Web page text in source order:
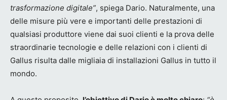
trasformazione digitale”, spiega Dario. Naturalmente, una
delle misure più vere e importanti delle prestazioni di
qualsiasi produttore viene dai suoi clienti e la prova delle
straordinarie tecnologie e delle relazioni con i clienti di
Gallus risulta dalle migliaia di installazioni Gallus in tutto il
mondo.